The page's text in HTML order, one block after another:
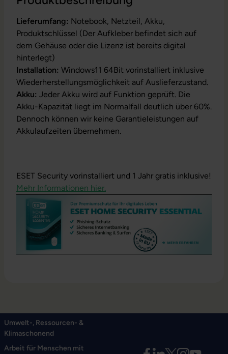
Lieferumfang: Notebook, Netzteil, Akku,
Produktschlüssel (Der Aufkleber befindet sich auf
dem Gehäuse oder die Lizenz ist bereits digital
hinterlegt)
Installation: Windows11 64Bit vorinstalliert inklusive
Wiederherstellungsmöglichkeit auf Auslieferzustand.
Akku: Jeder Akku wird auf Funktion geprüft. Die
Akku-Kapazität liegt im Normalfall deutlich über 60%.
Dennoch können wir keine Garantieleistungen auf
Akkulaufzeiten übernehmen.
ESET Security vorinstalliert und 1 Jahr gratis inklusive!
Mehr Informationen hier.
Umwelt-, Ressourcen- &
Klimaschonend
Arbeit für Menschen mit